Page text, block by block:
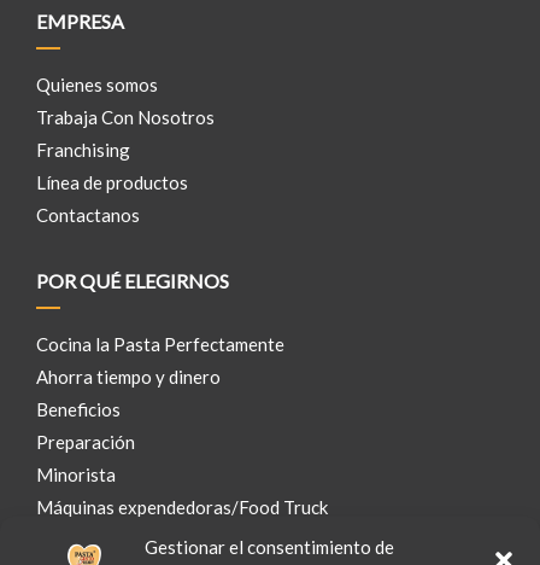
Gestionar el consentimiento de
EMPRESA
Quienes somos
Trabaja Con Nosotros
Franchising
Línea de productos
Contactanos
POR QUÉ ELEGIRNOS
Cocina la Pasta Perfectamente
Ahorra tiempo y dinero
Beneficios
Preparación
Minorista
Máquinas expendedoras/Food Truck